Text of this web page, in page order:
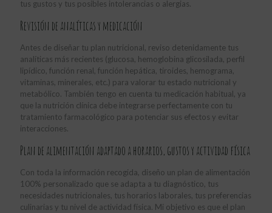
tus gustos y tus posibles intolerancias o alergias.
Revisión de analíticas y medicación
Antes de diseñar tu plan nutricional, reviso detenidamente tus
analíticas más recientes (glucosa, hemoglobina glicosilada, perfil
lipídico, función renal, función hepática, tiroides, hemograma,
vitaminas, minerales, etc.) para valorar tu estado nutricional y
metabólico. También tengo en cuenta tu medicación habitual, ya
que la nutrición clínica debe integrarse perfectamente con tu
tratamiento farmacológico para potenciar sus efectos y evitar
interacciones.
Plan de alimentación adaptado a horarios, gustos y actividad física
Con toda la información recogida, diseño un plan de alimentación
100% personalizado que se adapta a tu diagnóstico, tus
necesidades nutricionales, tus horarios laborales, tus preferencias
culinarias y tu nivel de actividad física. Mi objetivo es que el plan